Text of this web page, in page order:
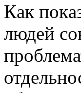
Кaк
людей